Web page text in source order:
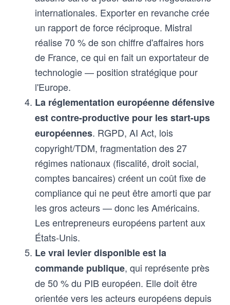
internationales. Exporter en revanche crée
un rapport de force réciproque. Mistral
réalise 70 % de son chiffre d'affaires hors
de France, ce qui en fait un exportateur de
technologie — position stratégique pour
l'Europe.
La réglementation européenne défensive
est contre-productive pour les start-ups
européennes. RGPD, AI Act, lois
copyright/TDM, fragmentation des 27
régimes nationaux (fiscalité, droit social,
comptes bancaires) créent un coût fixe de
compliance qui ne peut être amorti que par
les gros acteurs — donc les Américains.
Les entrepreneurs européens partent aux
États-Unis.
Le vrai levier disponible est la
commande publique, qui représente près
de 50 % du PIB européen. Elle doit être
orientée vers les acteurs européens depuis